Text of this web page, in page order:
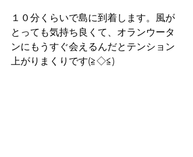
１０分くらいで島に到着します。風が
とっても気持ち良くて、オランウータ
ンにもうすぐ会えるんだとテンション
上がりまくりです(≧◇≦)